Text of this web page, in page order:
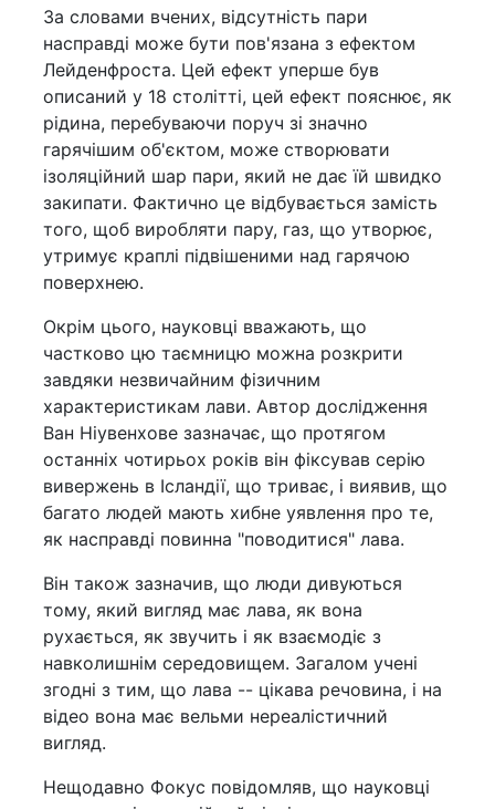
За словами вчених, відсутність пари
насправді може бути пов'язана з ефектом
Лейденфроста. Цей ефект уперше був
описаний у 18 столітті, цей ефект пояснює, як
рідина, перебуваючи поруч зі значно
гарячішим об'єктом, може створювати
ізоляційний шар пари, який не дає їй швидко
закипати. Фактично це відбувається замість
того, щоб виробляти пару, газ, що утворює,
утримує краплі підвішеними над гарячою
поверхнею.
Окрім цього, науковці вважають, що
частково цю таємницю можна розкрити
завдяки незвичайним фізичним
характеристикам лави. Автор дослідження
Ван Ніувенхове зазначає, що протягом
останніх чотирьох років він фіксував серію
вивержень в Ісландії, що триває, і виявив, що
багато людей мають хибне уявлення про те,
як насправді повинна "поводитися" лава.
Він також зазначив, що люди дивуються
тому, який вигляд має лава, як вона
рухається, як звучить і як взаємодіє з
навколишнім середовищем. Загалом учені
згодні з тим, що лава -- цікава речовина, і на
відео вона має вельми нереалістичний
вигляд.
Нещодавно Фокус повідомляв, що науковці